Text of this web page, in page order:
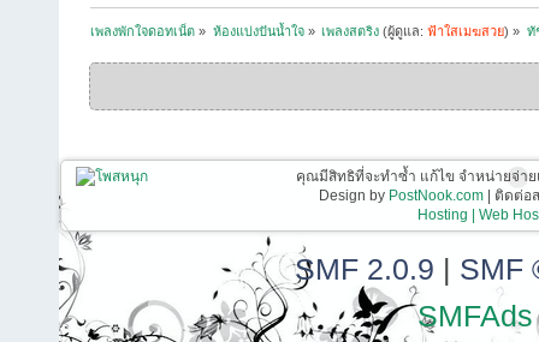
เพลงพักใจดอทเน็ต » ห้องแบ่งปันน้ำใจ» เพลงสตริง (ผู้ดูแล:ฟ้าใสเมฆสวย) » ทั
คุณมีสิทธิที่จะทำซ้ำ แก้ไข จำหน่ายจ่า
Design by PostNook.com| ติดต่อส
Hosting | Web
SMF 2.0.9 | SMF
SMFAds